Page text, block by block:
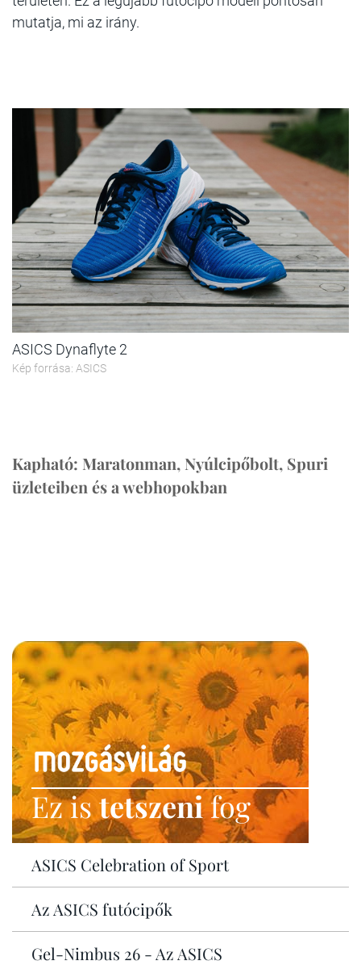
mutatja, mi az irány.
ASICS Dynaflyte 2
Kép forrása: ASICS
Kapható: Maratonman, Nyúlcipőbolt, Spuri
üzleteiben és a webhopokban
Ez istetszenifog
ASICS Celebration of Sport
Az ASICS futócipők
Gel-Nimbus 26 - Az ASICS